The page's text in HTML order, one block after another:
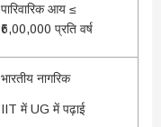
पारिवारिक आय ≤
₹6,00,000 प्रति वर्ष
भारतीय नागरिक
IIT में UG में पढ़ाई